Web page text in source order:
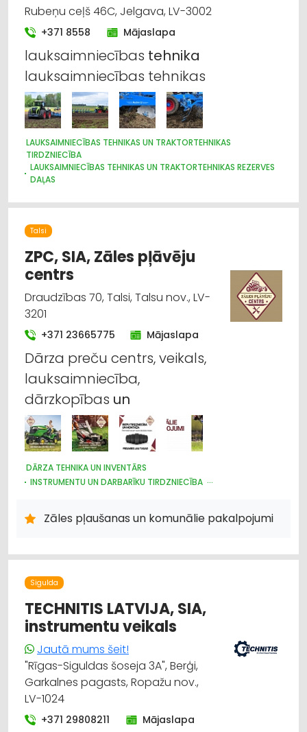
Rubeņu ceļš 46C, Jelgava, LV-3002
+371 8558 Mājaslapa
lauksaimniecības tehnika
lauksaimniecības tehnikas
LAUKSAIMNIECĪBAS TEHNIKAS UN TRAKTORTEHNIKAS
TIRDZNIECĪBA
LAUKSAIMNIECĪBAS TEHNIKAS UN TRAKTORTEHNIKAS REZERVES
DAĻAS
LABOŠANA, REMONTS
IEKRAUŠANAS UN IZKRAUŠANAS TEHNIKA
MEŽKOPĪBAS UN MEŽIZSTRĀDES TEHNIKA
Talsi
ZPC, SIA, Zāles pļāvēju
centrs
Draudzības 70, Talsi, Talsu nov., LV-
3201
+371 23665775 Mājaslapa
Dārza preču centrs, veikals,
lauksaimniecība,
dārzkopības un
DĀRZA TEHNIKA UN INVENTĀRS
INSTRUMENTU UN DARBARĪKU TIRDZNIECĪBA
INTERNETVEIKALI, E-KOMERCIJA
AUTO RIEPU SERVISS
LABIEKĀRTOŠANA, APZAĻUMOŠANA
LAUKSAIMNIECĪBAS TEHNIKAS UN TRAKTORTEHNIKAS
LAUKSAIMNIECĪBAS TEHNIKAS UN TRAKTORTEHNIKAS
TIRDZNIECĪBA
LAUKSAIMNIECĪBAS TEHNIKAS UN TRAKTORTEHNIKAS REZERVES
DAĻAS
CELTNIECĪBAS TEHNIKA UN IEKĀRTAS; NOMA
Zāles pļaušanas un komunālie pakalpojumi
Sigulda
TECHNITIS LATVIJA, SIA,
instrumentu veikals
Jautā mums šeit!
"Rīgas-Siguldas šoseja 3A", Berģi,
Garkalnes pagasts, Ropažu nov.,
LV-1024
+371 29808211 Mājaslapa